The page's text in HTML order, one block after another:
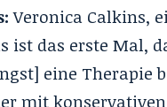
Veronica Calkins,
ist das erste Mal,
eine Therapie
mit